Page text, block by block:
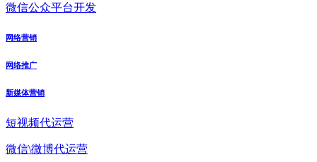
微信公众平台开发
网络营销
网络推广
新媒体营销
短视频代运营
微信\微博代运营